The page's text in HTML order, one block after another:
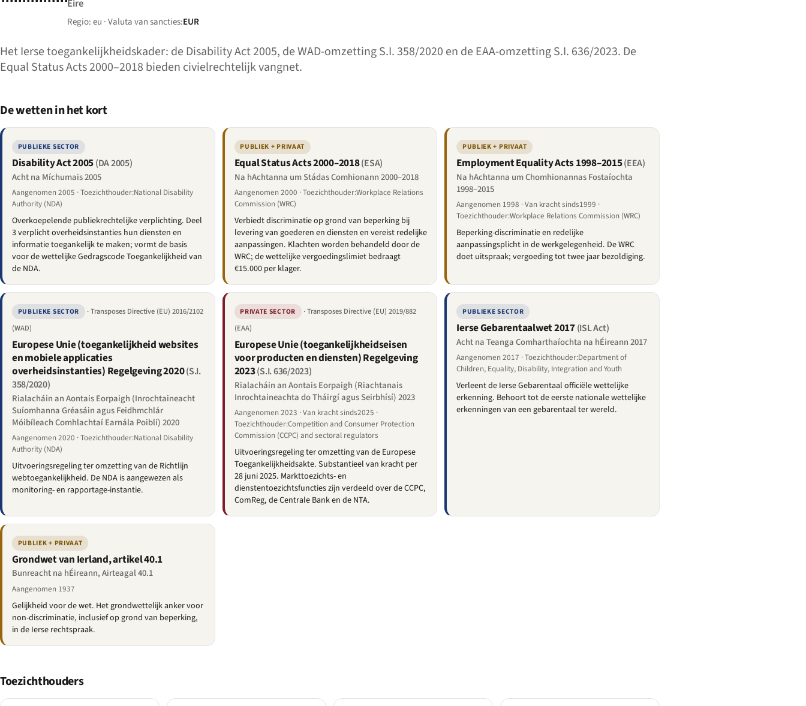
Éire
Regio: eu · Valuta van sancties:EUR
Het Ierse toegankelijkheidskader: de Disability Act 2005, de WAD-omzetting S.I. 358/2020 en de EAA-omzetting S.I. 636/2023. De
Equal Status Acts 2000–2018 bieden civielrechtelijk vangnet.
De wetten in het kort
PUBLIEKE SECTOR
Disability Act 2005(DA 2005)
Acht na Míchumais 2005
Aangenomen 2005 · Toezichthouder:National Disability
Authority (NDA)
Overkoepelende publiekrechtelijke verplichting. Deel
3 verplicht overheidsinstanties hun diensten en
informatie toegankelijk te maken; vormt de basis
voor de wettelijke Gedragscode Toegankelijkheid van
de NDA.
PUBLIEK + PRIVAAT
Equal Status Acts 2000–2018(ESA)
Na hAchtanna um Stádas Comhionann 2000–2018
Aangenomen 2000 · Toezichthouder:Workplace Relations
Commission (WRC)
Verbiedt discriminatie op grond van beperking bij
levering van goederen en diensten en vereist redelijke
aanpassingen. Klachten worden behandeld door de
WRC; de wettelijke vergoedingslimiet bedraagt
€15.000 per klager.
PUBLIEK + PRIVAAT
Employment Equality Acts 1998–2015(EEA)
Na hAchtanna um Chomhionannas Fostaíochta
1998–2015
Aangenomen 1998 · Van kracht sinds1999 ·
Toezichthouder:Workplace Relations Commission (WRC)
Beperking-discriminatie en redelijke
aanpassingsplicht in de werkgelegenheid. De WRC
doet uitspraak; vergoeding tot twee jaar bezoldiging.
PUBLIEKE SECTOR
· Transposes Directive (EU) 2016/2102
(WAD)
Europese Unie (toegankelijkheid websites
en mobiele applicaties
overheidsinstanties) Regelgeving 2020(S.I.
358/2020)
Rialacháin an Aontais Eorpaigh (Inrochtaineacht
Suíomhanna Gréasáin agus Feidhmchlár
Móibíleach Comhlachtaí Earnála Poiblí) 2020
Aangenomen 2020 · Toezichthouder:National Disability
Authority (NDA)
Uitvoeringsregeling ter omzetting van de Richtlijn
webtoegankelijkheid. De NDA is aangewezen als
monitoring- en rapportage-instantie.
PRIVATE SECTOR
· Transposes Directive (EU) 2019/882
(EAA)
Europese Unie (toegankelijkheidseisen
voor producten en diensten) Regelgeving
2023(S.I. 636/2023)
Rialacháin an Aontais Eorpaigh (Riachtanais
Inrochtaineachta do Tháirgí agus Seirbhísí) 2023
Aangenomen 2023 · Van kracht sinds2025 ·
Toezichthouder:Competition and Consumer Protection
Commission (CCPC) and sectoral regulators
Uitvoeringsregeling ter omzetting van de Europese
Toegankelijkheidsakte. Substantieel van kracht per
28 juni 2025. Markttoezichts- en
dienstentoezichtsfuncties zijn verdeeld over de CCPC,
ComReg, de Centrale Bank en de NTA.
PUBLIEKE SECTOR
Ierse Gebarentaalwet 2017(ISL Act)
Acht na Teanga Comharthaíochta na hÉireann 2017
Aangenomen 2017 · Toezichthouder:Department of
Children, Equality, Disability, Integration and Youth
Verleent de Ierse Gebarentaal officiële wettelijke
erkenning. Behoort tot de eerste nationale wettelijke
erkenningen van een gebarentaal ter wereld.
PUBLIEK + PRIVAAT
Grondwet van Ierland, artikel 40.1
Bunreacht na hÉireann, Airteagal 40.1
Aangenomen 1937
Gelijkheid voor de wet. Het grondwettelijk anker voor
non-discriminatie, inclusief op grond van beperking,
in de Ierse rechtspraak.
Toezichthouders